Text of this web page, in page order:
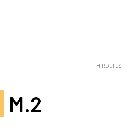
HIRDETÉS
M.2